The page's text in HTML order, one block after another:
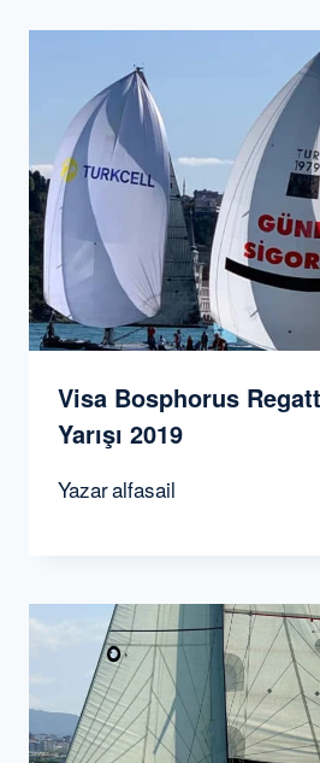
Visa Bosphorus
Yarışı 2019
Yazaralfasail